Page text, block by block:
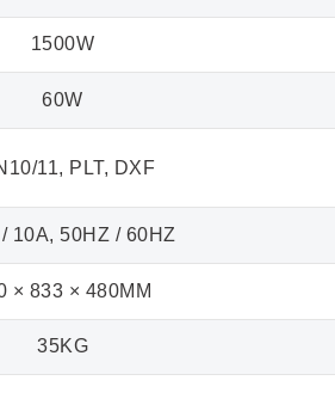
1500W
60W
11, PLT, DXF
10A, 50HZ / 60HZ
× 833 × 480MM
35KG